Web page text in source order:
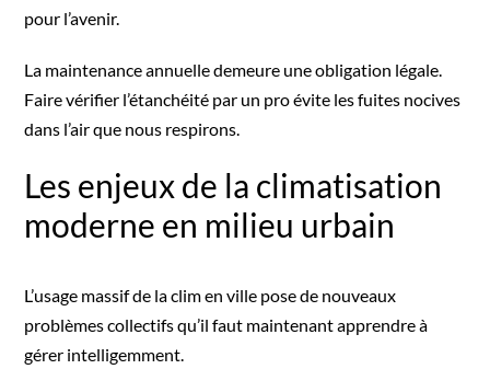
pour l’avenir.
La maintenance annuelle demeure une obligation légale.
Faire vérifier l’étanchéité par un pro évite les fuites nocives
dans l’air que nous respirons.
Les enjeux de la climatisation
moderne en milieu urbain
L’usage massif de la clim en ville pose de nouveaux
problèmes collectifs qu’il faut maintenant apprendre à
gérer intelligemment.